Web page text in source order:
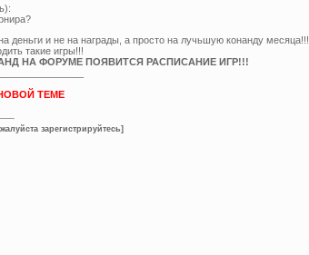
деньги и не на награды, а просто на лучьшую конанду месяца!!!
такие игры!!!
НА ФОРУМЕ ПОЯВИТСЯ РАСПИСАНИЕ ИГР!!!
ТЕМЕ
зарегистрируйтесь]